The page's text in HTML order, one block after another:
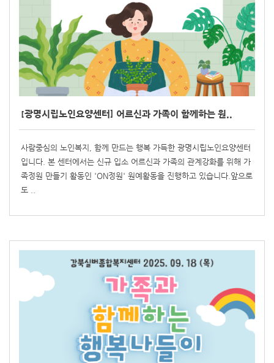
[광명시립노인요양센터] 어르신과 가족이 함께하는 원..
사람중심의 노인복지, 함께 만드는 행복 가득한 광명시립노인요양센터
입니다. 본 센터에서는 신규 입소 어르신과 가족의 관계강화를 위해 가
족정원 만들기 활동인 'ON정원' 원예활동을 진행하고 있습니다.앞으로
도 ..